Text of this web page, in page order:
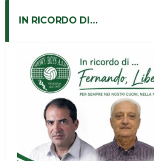
IN RICORDO DI…